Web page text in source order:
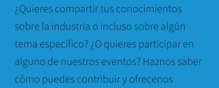
¿Quieres compartir tus conocimientos
sobre la industria o incluso sobre algún
tema específico? ¿O quieres participar en
alguno de nuestros eventos? Haznos saber
cómo puedes contribuir y ofrecenos